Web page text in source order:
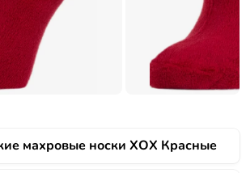
махровые носки ХОХ Красные